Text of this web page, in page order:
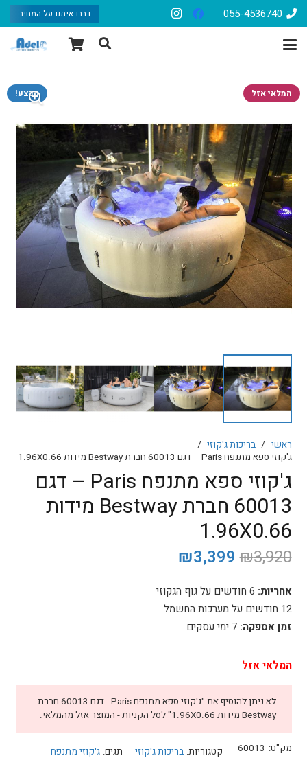
055-4536740 דברו איתנו על המחיר
מבצע! המלאי אזל
ראשי / בריכות ג'קוזי /
ג'קוזי ספא מתנפח Paris – דגם 60013 חברת Bestway מידות 1.96X0.66
ג'קוזי ספא מתנפח Paris – דגם
60013 חברת Bestway מידות
1.96X0.66
₪3,920 המחיר
היה:
₪3,920.
₪3,399
הוא:
₪3,399.
אחריות: 6 חודשים על גוף הגקוזי
12 חודשים על מערכות החשמל
זמן אספקה: 7 ימי עסקים
המלאי אזל
לא ניתן להוסיף את "ג'קוזי ספא מתנפח Paris - דגם 60013 חברת
Bestway מידות 1.96X0.66" לסל הקניות - המוצר אזל מהמלאי.
מק"ט: 60013 קטגוריות: בריכות ג'קוזי תגים: ג'קוזי מתנפח